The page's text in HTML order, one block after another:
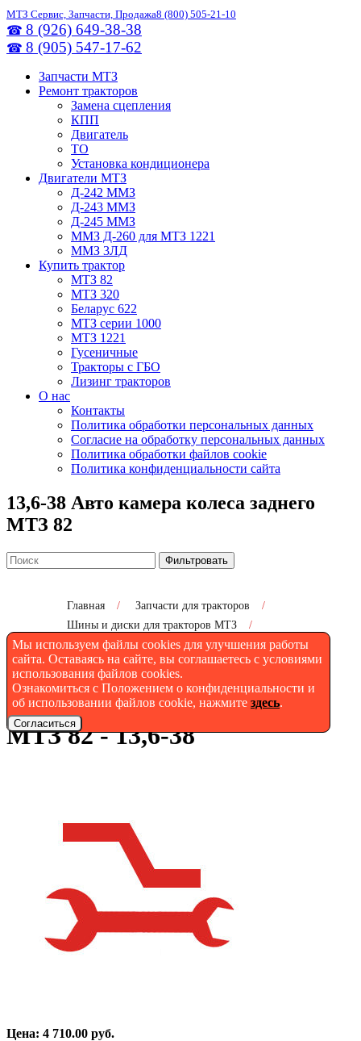
Мы используем файлы cookies для улучшения работы
сайта. Оставаясь на сайте, вы соглашаетесь с условиями
использования файлов cookies.
Ознакомиться с Положением о конфиденциальности и
об использовании файлов cookie, нажмите здесь.
Согласиться
МТЗ Сервис, Запчасти, Продажа8 (800) 505-21-10
☎ 8 (926) 649-38-38
☎ 8 (905) 547-17-62
Запчасти МТЗ
Ремонт тракторов
Замена сцепления
КПП
Двигатель
ТО
Установка кондиционера
Двигатели МТЗ
Д-242 ММЗ
Д-243 ММЗ
Д-245 ММЗ
ММЗ Д-260 для МТЗ 1221
ММЗ 3ЛД
Купить трактор
МТЗ 82
МТЗ 320
Беларус 622
МТЗ серии 1000
МТЗ 1221
Гусеничные
Тракторы с ГБО
Лизинг тракторов
О нас
Контакты
Политика обработки персональных данных
Согласие на обработку персональных данных
Политика обработки файлов cookie
Политика конфиденциальности сайта
13,6-38 Авто камера колеса заднего
МТЗ 82
Фильтровать
Главная / Запчасти для тракторов
/
Шины и диски для тракторов МТЗ
/
13,6-38 Авто камера колеса заднего МТЗ 82
Авто камера колеса заднего
МТЗ 82 - 13,6-38
Цена: 4 710.00 руб.